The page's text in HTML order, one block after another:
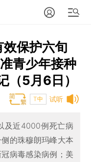
保护六旬
青少年接种
（5月6日）
试听
T中
及近4000例死亡病
的珠穆朗玛峰大本
病毒感染病例；美